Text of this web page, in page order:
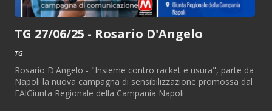
TG 27/06/25 - Rosario D'Angelo
TG
Rosario D'Angelo - "Insieme contro racket e usura", parte da
Napoli la nuova campagna di sensibilizzazione promossa dal
FAlGiunta Regionale della Campania Napoli